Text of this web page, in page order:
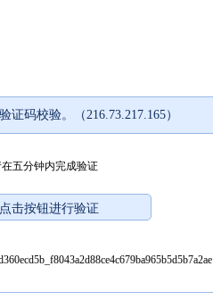
码校验。（216.73.217.165）
五分钟内完成验证